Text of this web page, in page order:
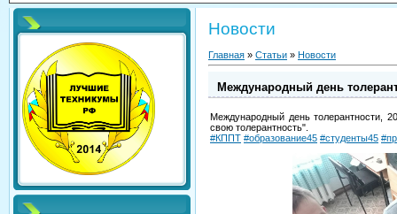
Новости
Главная » Статьи » Новости
Международный день
Международный день толерантности,
свою толерантность".
#КППТ #образование45 #студенты45